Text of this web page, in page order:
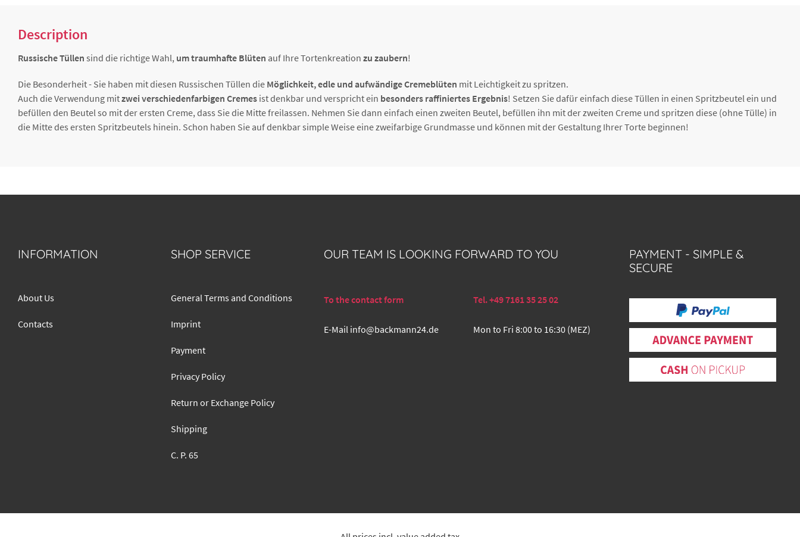
Description
Russische Tüllen sind die richtige Wahl, um traumhafte Blüten auf Ihre Tortenkreation zu zaubern!
Die Besonderheit - Sie haben mit diesen Russischen Tüllen die Möglichkeit, edle und aufwändige Cremeblüten mit Leichtigkeit zu spritzen.
Auch die Verwendung mitzwei verschiedenfarbigen Cremes ist denkbar und verspricht ein besonders raffiniertes Ergebnis! Setzen Sie dafür einfach diese Tüllen in einen Spritzbeutel ein und
befüllen den Beutel so mit der ersten Creme, dass Sie die Mitte freilassen. Nehmen Sie dann einfach einen zweiten Beutel, befüllen ihn mit der zweiten Creme und spritzen diese (ohne Tülle) in
die Mitte des ersten Spritzbeutels hinein. Schon haben Sie auf denkbar simple Weise eine zweifarbige Grundmasse und können mit der Gestaltung Ihrer Torte beginnen!
INFORMATION
About Us
Contacts
SHOP SERVICE
General Terms and Conditions
Imprint
Payment
Privacy Policy
Return or Exchange Policy
Shipping
C. P. 65
OUR TEAM IS LOOKING FORWARD TO YOU
To the contact form Tel. +49 7161 35 25 02
E-Mail info@backmann24.de Mon to Fri 8:00 to 16:30 (MEZ)
PAYMENT - SIMPLE &
SECURE